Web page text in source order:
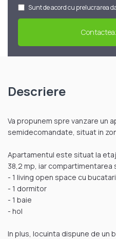
Sunt de acord cu prelucrarea
Descriere
Va propunem spre vanzare un
semidecomandate, situat in
Apartamentul este situat la
38,2 mp, iar compartimentarea
- 1 living open space cu
- 1 dormitor
- 1 baie
- hol
In plus, locuinta dispune de un